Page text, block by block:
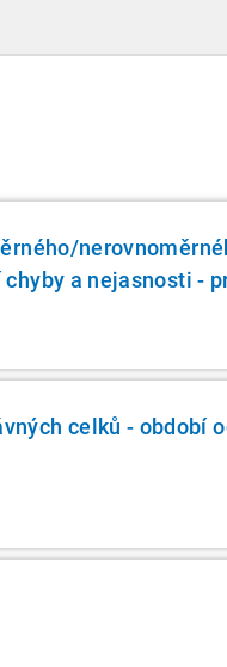
a nejasnosti -
celků - období